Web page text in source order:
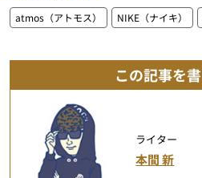
atmos（アトモス） NIKE（ナイキ）
この記事を
ライター
本間 新